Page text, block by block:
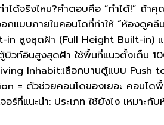
ำได้จริงไหม?คำตอบคือ “ทำได้!” ถ้
กแบบภายในคอนโดที่ทำให้ “ห้องดูคลี
สูงสุดฝ้า (Full Height Built-in)
บิวท์อินสูงสุดฝ้า ใช้พื้นที่แนวตั้งเต็ม
Inhabit:เลือกบานตู้แบบ
= ตัวช่วยคอนโดของเยอะ คอนโดพื้
อร์ที่แนะนำ: ประเภท ใช้ยังไง เหมาะ